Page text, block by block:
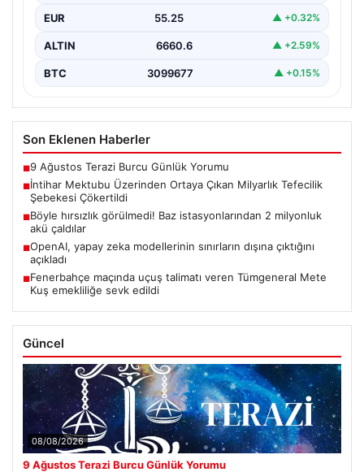
büyük çaplı…
EUR 55.25 ▲ +0.32%
ALTIN 6660.6 ▲ +2.59%
BTC 3099677 ▲ +0.15%
Son Eklenen Haberler
■9 Ağustos Terazi Burcu Günlük Yorumu
■İntihar Mektubu Üzerinden Ortaya Çıkan Milyarlık Tefecilik
Şebekesi Çökertildi
■Böyle hırsızlık görülmedi! Baz istasyonlarından 2 milyonluk
akü çaldılar
■OpenAI, yapay zeka modellerinin sınırların dışına çıktığını
açıkladı
■Fenerbahçe maçında uçuş talimatı veren Tümgeneral Mete
Kuş emekliliğe sevk edildi
Güncel
08/08/2026
9 Ağustos Terazi Burcu Günlük Yorumu